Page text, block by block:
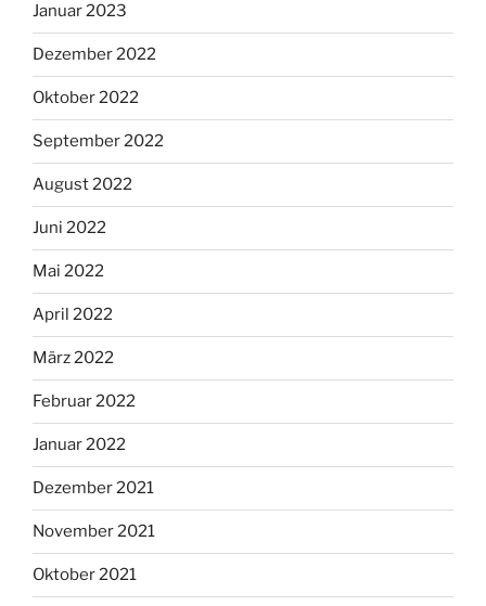
Januar 2023
Dezember 2022
Oktober 2022
September 2022
August 2022
Juni 2022
Mai 2022
April 2022
März 2022
Februar 2022
Januar 2022
Dezember 2021
November 2021
Oktober 2021